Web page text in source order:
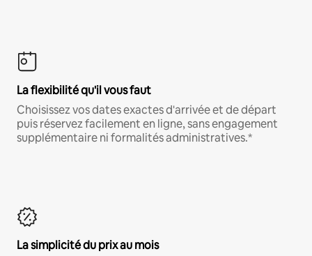
La flexibilité qu'il vous faut
Choisissez vos dates exactes d'arrivée et de départ
puis réservez facilement en ligne, sans engagement
supplémentaire ni formalités administratives.*
La simplicité du prix au mois